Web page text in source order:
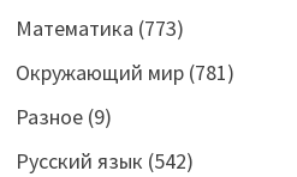
Математика (773)
Окружающий мир(781)
Разное(9)
Русский язык (542)